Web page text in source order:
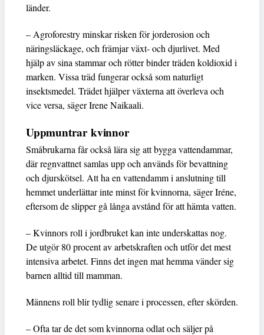
länder.
– Agroforestry minskar risken för jorderosion och
näringsläckage, och främjar växt- och djurlivet. Med
hjälp av sina stammar och rötter binder träden koldioxid i
marken. Vissa träd fungerar också som naturligt
insektsmedel. Trädet hjälper växterna att överleva och
vice versa, säger Irene Naikaali.
Uppmuntrar kvinnor
Småbrukarna får också lära sig att bygga vattendammar,
där regnvattnet samlas upp och används för bevattning
och djurskötsel. Att ha en vattendamm i anslutning till
hemmet underlättar inte minst för kvinnorna, säger Iréne,
eftersom de slipper gå långa avstånd för att hämta vatten.
– Kvinnors roll i jordbruket kan inte underskattas nog.
De utgör 80 procent av arbetskraften och utför det mest
intensiva arbetet. Finns det ingen mat hemma vänder sig
barnen alltid till mamman.
Männens roll blir tydlig senare i processen, efter skörden.
– Ofta tar de det som kvinnorna odlat och säljer på